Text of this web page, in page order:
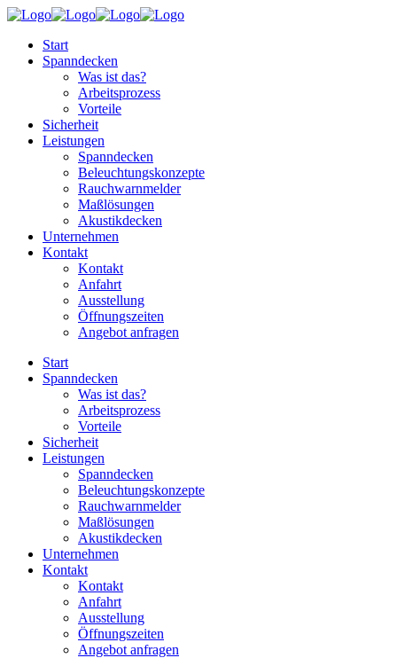
Start
Spanndecken
Was ist das?
Arbeitsprozess
Vorteile
Sicherheit
Leistungen
Spanndecken
Beleuchtungskonzepte
Rauchwarnmelder
Maßlösungen
Akustikdecken
Unternehmen
Kontakt
Kontakt
Anfahrt
Ausstellung
Öffnungszeiten
Angebot anfragen
Start
Spanndecken
Was ist das?
Arbeitsprozess
Vorteile
Sicherheit
Leistungen
Spanndecken
Beleuchtungskonzepte
Rauchwarnmelder
Maßlösungen
Akustikdecken
Unternehmen
Kontakt
Kontakt
Anfahrt
Ausstellung
Öffnungszeiten
Angebot anfragen